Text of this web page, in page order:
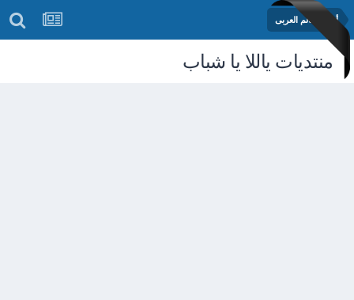
أخبار العالم العربى
منتديات ياللا يا شباب